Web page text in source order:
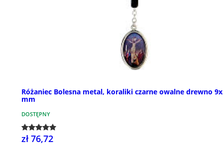
Różaniec Bolesna metal, koraliki czarne owalne drewno
mm
DOSTĘPNY
zł 76,72